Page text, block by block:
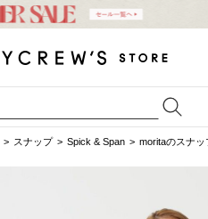
スナップ Spick & Span moritaのスナッ